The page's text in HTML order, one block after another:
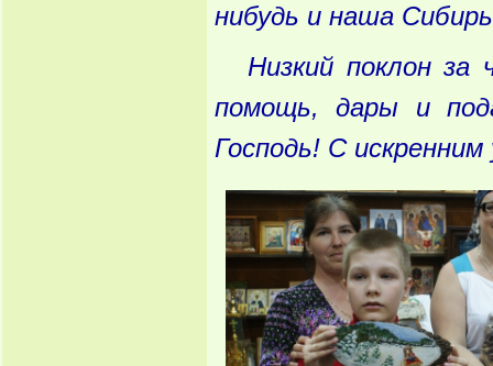
нибудь и наша
Низкий поклон за
помощь, дары и
Господь! С